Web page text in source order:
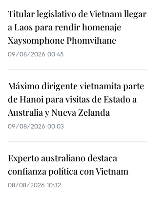
Titular legislativo de Vietnam
a Laos para rendir homenaje
Xaysomphone Phomvihane
09/08/2026 00:45
Máximo dirigente vietnamita parte
de Hanoi para visitas de Estado a
Australia y Nueva Zelanda
09/08/2026 00:03
Experto australiano destaca
confianza política con Vietnam
08/08/2026 10:32